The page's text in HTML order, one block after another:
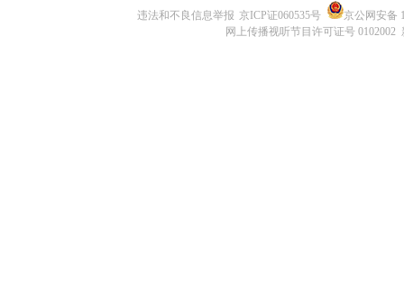
违法和不良信息举报 京ICP证060535号
京公网安备
网上传播视听节目许可证号 0102002